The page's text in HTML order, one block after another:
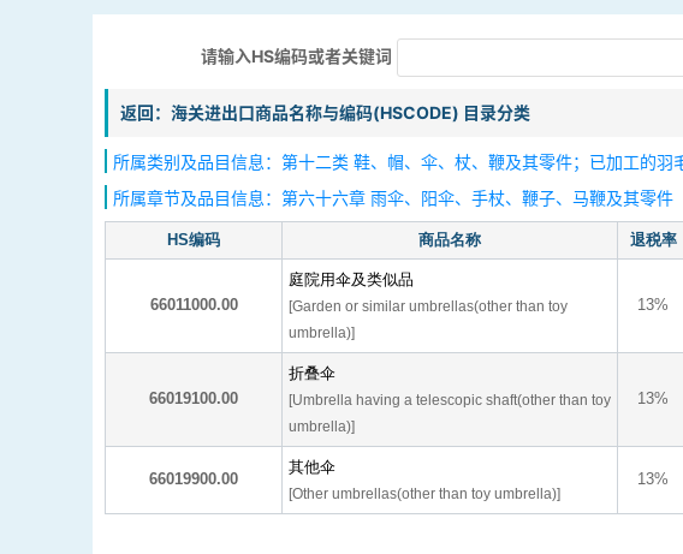
请输入HS编码或者关键词
返回：海关进出口商品名称与编码(HSCODE) 目录分类
所属类别及品目信息：第十二类 鞋、帽、伞、杖、鞭及其零件；已加工的羽
所属章节及品目信息：第六十六章 雨伞、阳伞、手杖、鞭子、马鞭及其零件
HS编码 商品名称 退税率
66011000.00
庭院用伞及类似品
[Garden or similar umbrellas(other than toy
umbrella)]
13%
66019100.00
折叠伞
[Umbrella having a telescopic shaft(other than toy
umbrella)]
13%
66019900.00
其他伞
[Other umbrellas(other than toy umbrella)]
13%